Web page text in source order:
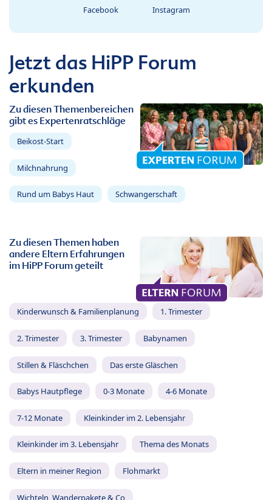
Facebook Instagram
Jetzt das HiPP Forum
erkunden
Zu diesen Themenbereichen
gibt es Expertenratschläge
Beikost-Start
Milchnahrung
Rund um Babys Haut Schwangerschaft
Zu diesen Themen haben
andere Eltern Erfahrungen
im HiPP Forum geteilt
Kinderwunsch & Familienplanung 1. Trimester
2. Trimester 3. Trimester Babynamen
Stillen & Fläschchen Das erste Gläschen
Babys Hautpflege 0-3 Monate 4-6 Monate
7-12 Monate Kleinkinder im 2. Lebensjahr
Kleinkinder im 3. Lebensjahr Thema des Monats
Eltern in meiner Region Flohmarkt
Wichteln, Wanderpakete & Co